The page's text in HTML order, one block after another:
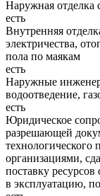
Наружная отделка
есть
Внутренняя
электричества,
пола по маякам
есть
Наружные
водоотведение,
есть
Юридическое
разрешающей
технологического
организациями,
поставку
в эксплуатацию,